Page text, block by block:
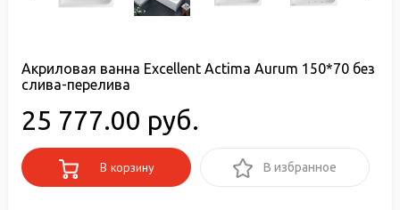
Акриловая ванна Excellent Actima Aurum 150*70 без
слива-перелива
25 777.00 руб.
В корзину В избранное